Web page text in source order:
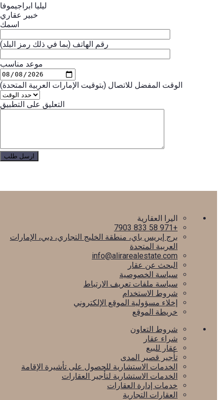
ليليا ابراجيموفا
خبير عقاري
اسمك
رقم الهاتف (بما في ذلك رمز البلد)
موعد مناسب
الوقت المفضل للاتصال (بتوقيت الإمارات العربية المتحدة)
التعليق على التطبيق
اليرا العقارية
+971 58 833 7903
برج إيريس باي، منطقة الخليج التجاري، دبي، الإمارات
العربية المتحدة
info@alirarealestate.com
البحث عن عقار
سياسة الخصوصية
سياسة ملفات تعريف الارتباط
شروط الاستخدام
إخلاء مسؤولية الموقع الإلكتروني
خريطة الموقع
شروط التعاون
شراء عقار
عقار للبيع
تأجير قصير المدى
الخدمات الاستشارية للحصول على تأشيرة الإقامة
الخدمات الاستشارية لتأجير العقارات
خدمات إدارة العقارات
العقارات التجارية